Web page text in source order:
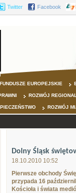
Twitter Facebook
FUNDUSZE EUROPEJSKIE
ROZWÓJ
ROZWÓJ
Dolny Śląsk
18.10.2010 10:52
Pierwsze obchody
przypada 16
Kościoła i świata